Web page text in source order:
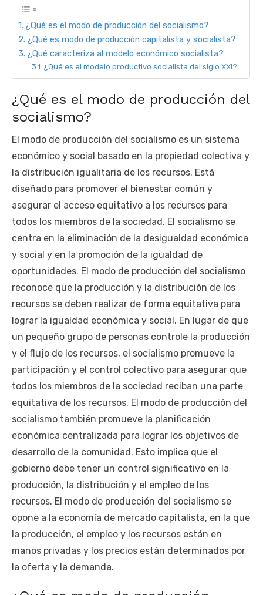
¿Qué es el modo de producción del socialismo?
¿Qué es modo de producción capitalista y socialista?
¿Qué caracteriza al modelo económico socialista?
¿Qué es el modelo productivo socialista del siglo XXI?
¿Qué es el modo de producción del
socialismo?
El modo de producción del socialismo es un sistema
económico y social basado en la propiedad colectiva y
la distribución igualitaria de los recursos. Está
diseñado para promover el bienestar común y
asegurar el acceso equitativo a los recursos para
todos los miembros de la sociedad. El socialismo se
centra en la eliminación de la desigualdad económica
y social y en la promoción de la igualdad de
oportunidades. El modo de producción del socialismo
reconoce que la producción y la distribución de los
recursos se deben realizar de forma equitativa para
lograr la igualdad económica y social. En lugar de que
un pequeño grupo de personas controle la producción
y el flujo de los recursos, el socialismo promueve la
participación y el control colectivo para asegurar que
todos los miembros de la sociedad reciban una parte
equitativa de los recursos. El modo de producción del
socialismo también promueve la planificación
económica centralizada para lograr los objetivos de
desarrollo de la comunidad. Esto implica que el
gobierno debe tener un control significativo en la
producción, la distribución y el empleo de los
recursos. El modo de producción del socialismo se
opone a la economía de mercado capitalista, en la que
la producción, el empleo y los recursos están en
manos privadas y los precios están determinados por
la oferta y la demanda.